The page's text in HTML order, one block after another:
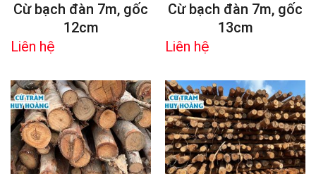
Cừ bạch đàn 7m, gốc
12cm
Liên hệ
Cừ bạch đàn 7m, gốc
13cm
Liên hệ